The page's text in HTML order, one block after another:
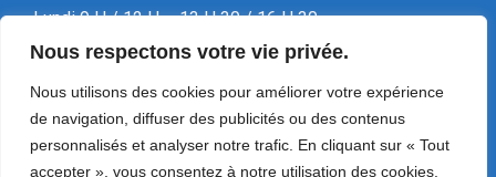
Nous respectons votre vie privée.
Nous utilisons des cookies pour améliorer votre expérience
de navigation, diffuser des publicités ou des contenus
personnalisés et analyser notre trafic. En cliquant sur « Tout
accepter », vous consentez à notre utilisation des cookies.
Lundi 9 H / 12 H – 13 H 30 / 16 H 30
Mardi 9 H / 12 H – 13 H 30 / 16 H 30
Jeudi 9 H / 12 H – 13 H 30 / 16 H 30
Vendredi 13 H 30 / 16 H 30